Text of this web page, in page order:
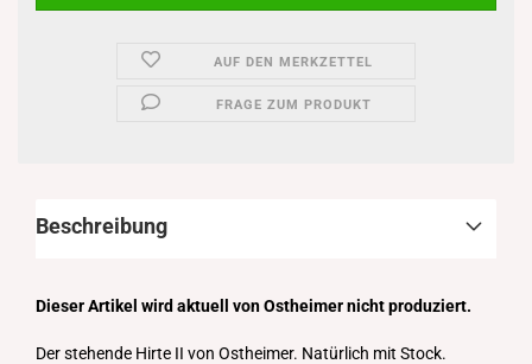
AUF DEN MERKZETTEL
FRAGE ZUM PRODUKT
Beschreibung
Dieser Artikel wird aktuell von Ostheimer nicht produziert.
Der stehende Hirte II von Ostheimer. Natürlich mit Stock.